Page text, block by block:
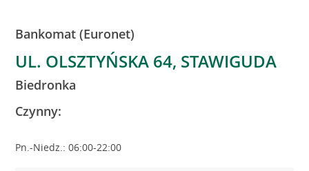
Bankomat (Euronet)
UL. OLSZTYŃSKA 64, STAWIGUDA
Biedronka
Czynny:
Pn.-Niedz.: 06:00-22:00